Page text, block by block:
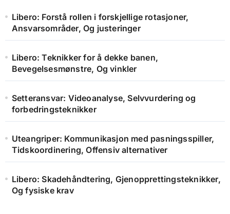
Libero: Forstå rollen i forskjellige rotasjoner,
Ansvarsområder, Og justeringer
Libero: Teknikker for å dekke banen,
Bevegelsesmønstre, Og vinkler
Setteransvar: Videoanalyse, Selvvurdering og
forbedringsteknikker
Uteangriper: Kommunikasjon med pasningsspiller,
Tidskoordinering, Offensiv alternativer
Libero: Skadehåndtering, Gjenopprettingsteknikker,
Og fysiske krav